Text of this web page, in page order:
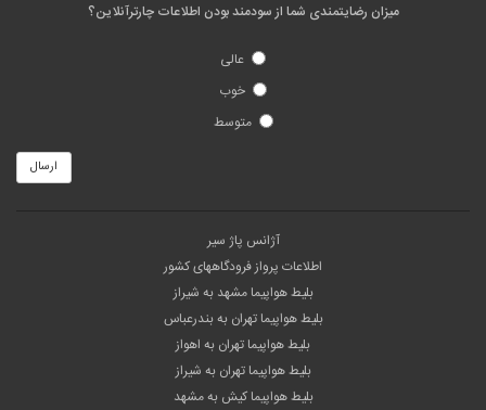
میزان رضایتمندی شما از سودمند بودن اطلاعات چارترآنلاین؟
عالی
خوب
متوسط
ارسال
آژانس پاژ سیر
اطلاعات پرواز فرودگاههای کشور
بلیط هواپیما مشهد به شیراز
بلیط هواپیما تهران به بندرعباس
بلیط هواپیما تهران به اهواز
بلیط هواپیما تهران به شیراز
بلیط هواپیما کیش به مشهد